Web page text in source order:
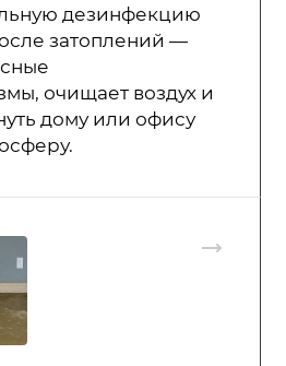
дезинфекцию
затоплений —
очищает воздух и
дому или офису